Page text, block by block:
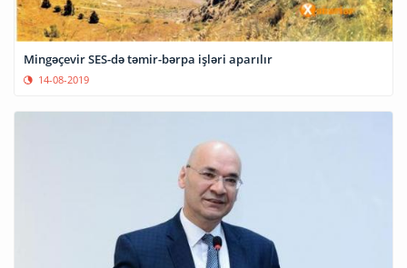
Mingəçevir SES-də təmir-bərpa işləri aparılır
14-08-2019